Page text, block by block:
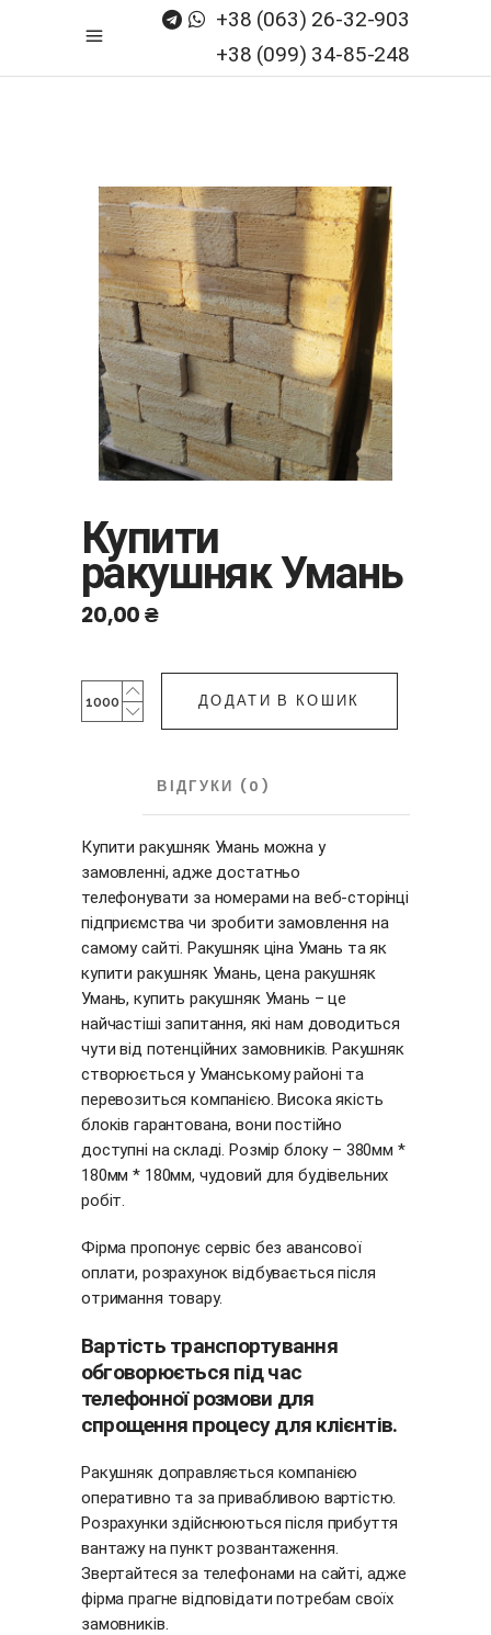
+38 (063) 26-32-903
+38 (099) 34-85-248
Купити
ракушняк Умань
20,00₴
Купити
ракушняк
ДОДАТИ В КОШИК
ВІДГУКИ (0)
Купити ракушняк Умань можна у
замовленні, адже достатньо
телефонувати за номерами на веб-сторінці
підприємства чи зробити замовлення на
самому сайті. Ракушняк ціна Умань та як
купити ракушняк Умань, цена ракушняк
Умань, купить ракушняк Умань – це
найчастіші запитання, які нам доводиться
чути від потенційних замовників. Ракушняк
створюється у Уманському районі та
перевозиться компанією. Висока якість
блоків гарантована, вони постійно
доступні на складі. Розмір блоку – 380мм *
180мм * 180мм, чудовий для будівельних
робіт.
Фірма пропонує сервіс без авансової
оплати, розрахунок відбувається після
отримання товару.
Вартість транспортування
обговорюється під час
телефонної розмови для
спрощення процесу для клієнтів.
Ракушняк доправляється компанією
оперативно та за привабливою вартістю.
Розрахунки здійснюються після прибуття
вантажу на пункт розвантаження.
Звертайтеся за телефонами на сайті, адже
фірма прагне відповідати потребам своїх
замовників.